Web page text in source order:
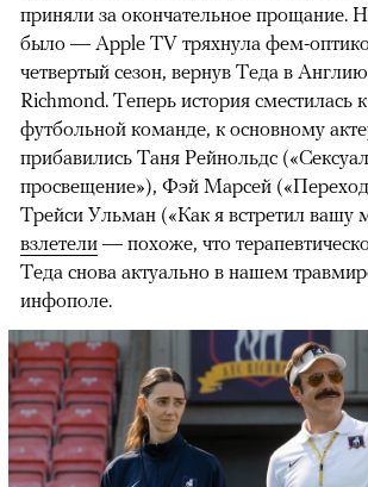
00:00 / 00:00
приняли за окончательное прощание.
было — Apple TV тряхнула фем-
четвертый сезон, вернув Теда в
Richmond. Теперь история сместилась
футбольной команде, к основному
прибавились Таня Рейнольдс
просвещение»), Фэй Марсей
Трейси Ульман («Как я встретил вашу
взлетели — похоже, что
Теда снова актуально в нашем
инфополе.